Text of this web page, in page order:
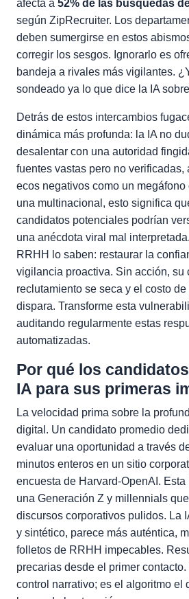
afecta a 52% de las búsquedas
según ZipRecruiter. Los
deben sumergirse en estos
corregir los sesgos. Ignorarlo es
bandeja a rivales más vigilantes.
sondeado ya lo que dice la IA
Detrás de estos intercambios
dinámica más profunda: la IA no
desalentar con una autoridad
fuentes vastas pero no verificadas,
ecos negativos como un
una multinacional, esto significa
candidatos potenciales podrían
una anécdota viral mal
RRHH lo saben: restaurar la
vigilancia proactiva. Sin acción, su
reclutamiento se seca y el costo
dispara. Transforme esta
auditando regularmente estas
automatizadas.
Por qué los
IA para sus primeras
La velocidad prima sobre la
digital. Un candidato promedio
evaluar una oportunidad a través
minutos enteros en un sitio
encuesta de Harvard-OpenAI.
una Generación Z y millennials
discursos corporativos pulidos. La
y sintético, parece más auténtica,
folletos de RRHH impecables.
precarias desde el primer contacto.
control narrativo; es el algoritmo el